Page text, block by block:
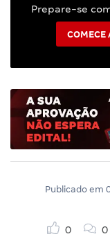
Prepare-se
COMECE
Publicado em
0 0